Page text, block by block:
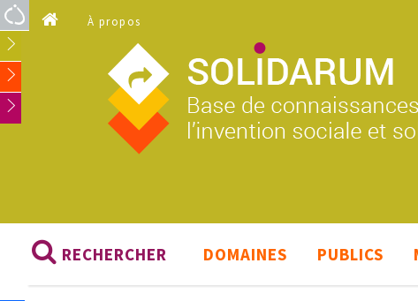
Aller au contenu principal
À propos
RECHERCHER DOMAINES PUBLICS